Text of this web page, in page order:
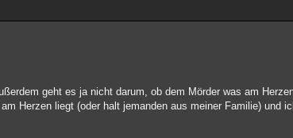
geht es ja nicht darum, ob dem Mörder was am
Herzen liegt (oder halt jemanden aus meiner Familie) und